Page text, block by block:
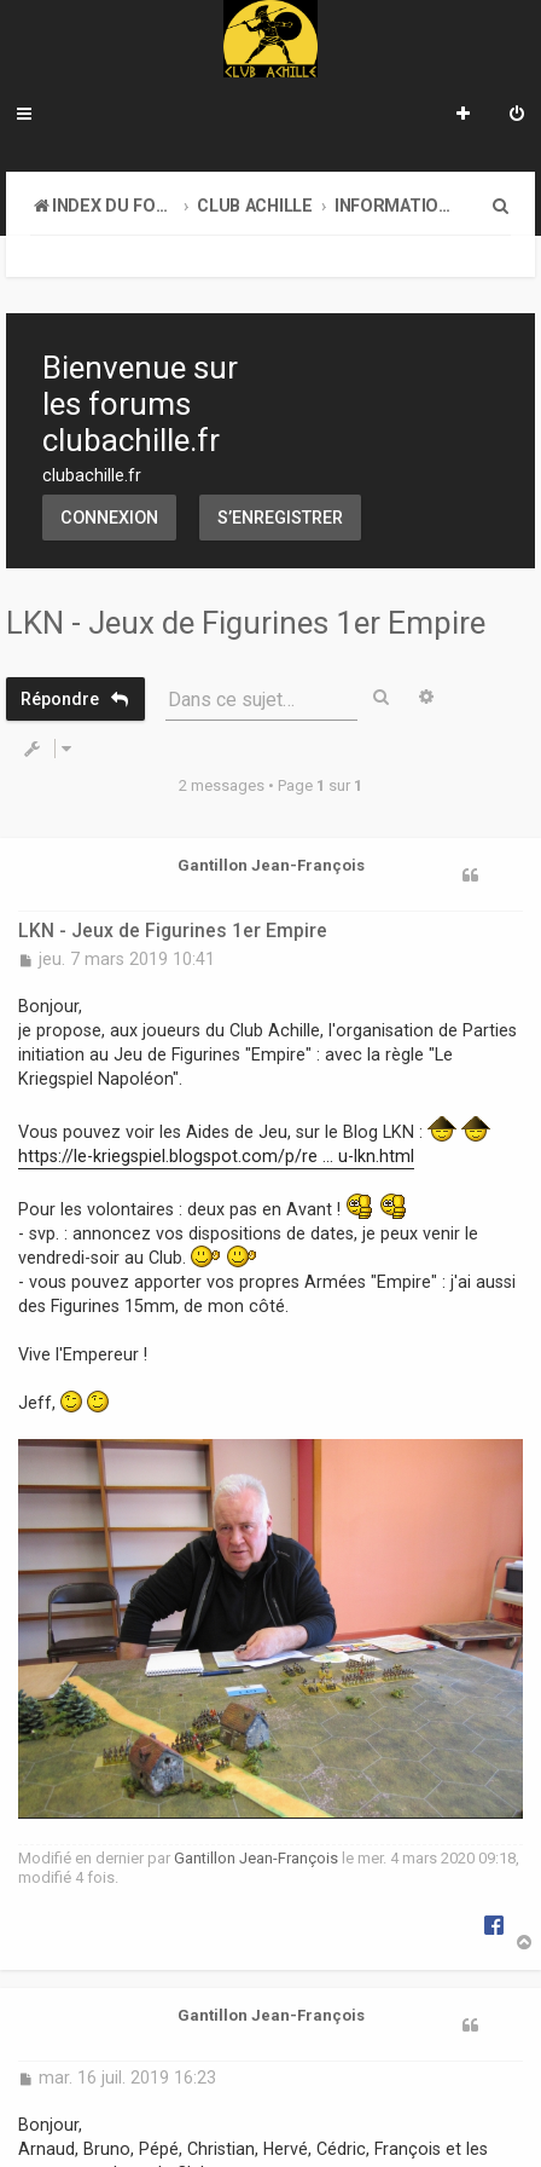
INDEX DU FORUM CLUB ACHILLE INFORMATIONS GÉNÉRALES
h
Bienvenue sur
les forums
clubachille.fr
clubachille.fr
CONNEXION S’ENREGISTRER
LKN - Jeux de Figurines 1er Empire
Répondre Dans ce sujet… Rechercher
2 messages • Page 1 sur 1
Gantillon Jean-François
LKN - Jeux de Figurines 1er Empire
M
s
a
g
e
jeu. 7 mars 2019 10:41
Bonjour,
je propose, aux joueurs du Club Achille, l'organisation de Parties
initiation au Jeu de Figurines "Empire" : avec la règle "Le
Kriegspiel Napoléon".
Vous pouvez voir les Aides de Jeu, sur le Blog LKN :
https://le-kriegspiel.blogspot.com/p/re ... u-lkn.html
Pour les volontaires : deux pas en Avant !
- svp. : annoncez vos dispositions de dates, je peux venir le
vendredi-soir au Club.
- vous pouvez apporter vos propres Armées "Empire" : j'ai aussi
des Figurines 15mm, de mon côté.
Vive l'Empereur !
Jeff,
Modifié en dernier par Gantillon Jean-François le mer. 4 mars 2020 09:18,
modifié 4 fois.
Gantillon Jean-François
M
s
s
a
mar. 16 juil. 2019 16:23
Bonjour,
Arnaud, Bruno, Pépé, Christian, Hervé, Cédric, François et les